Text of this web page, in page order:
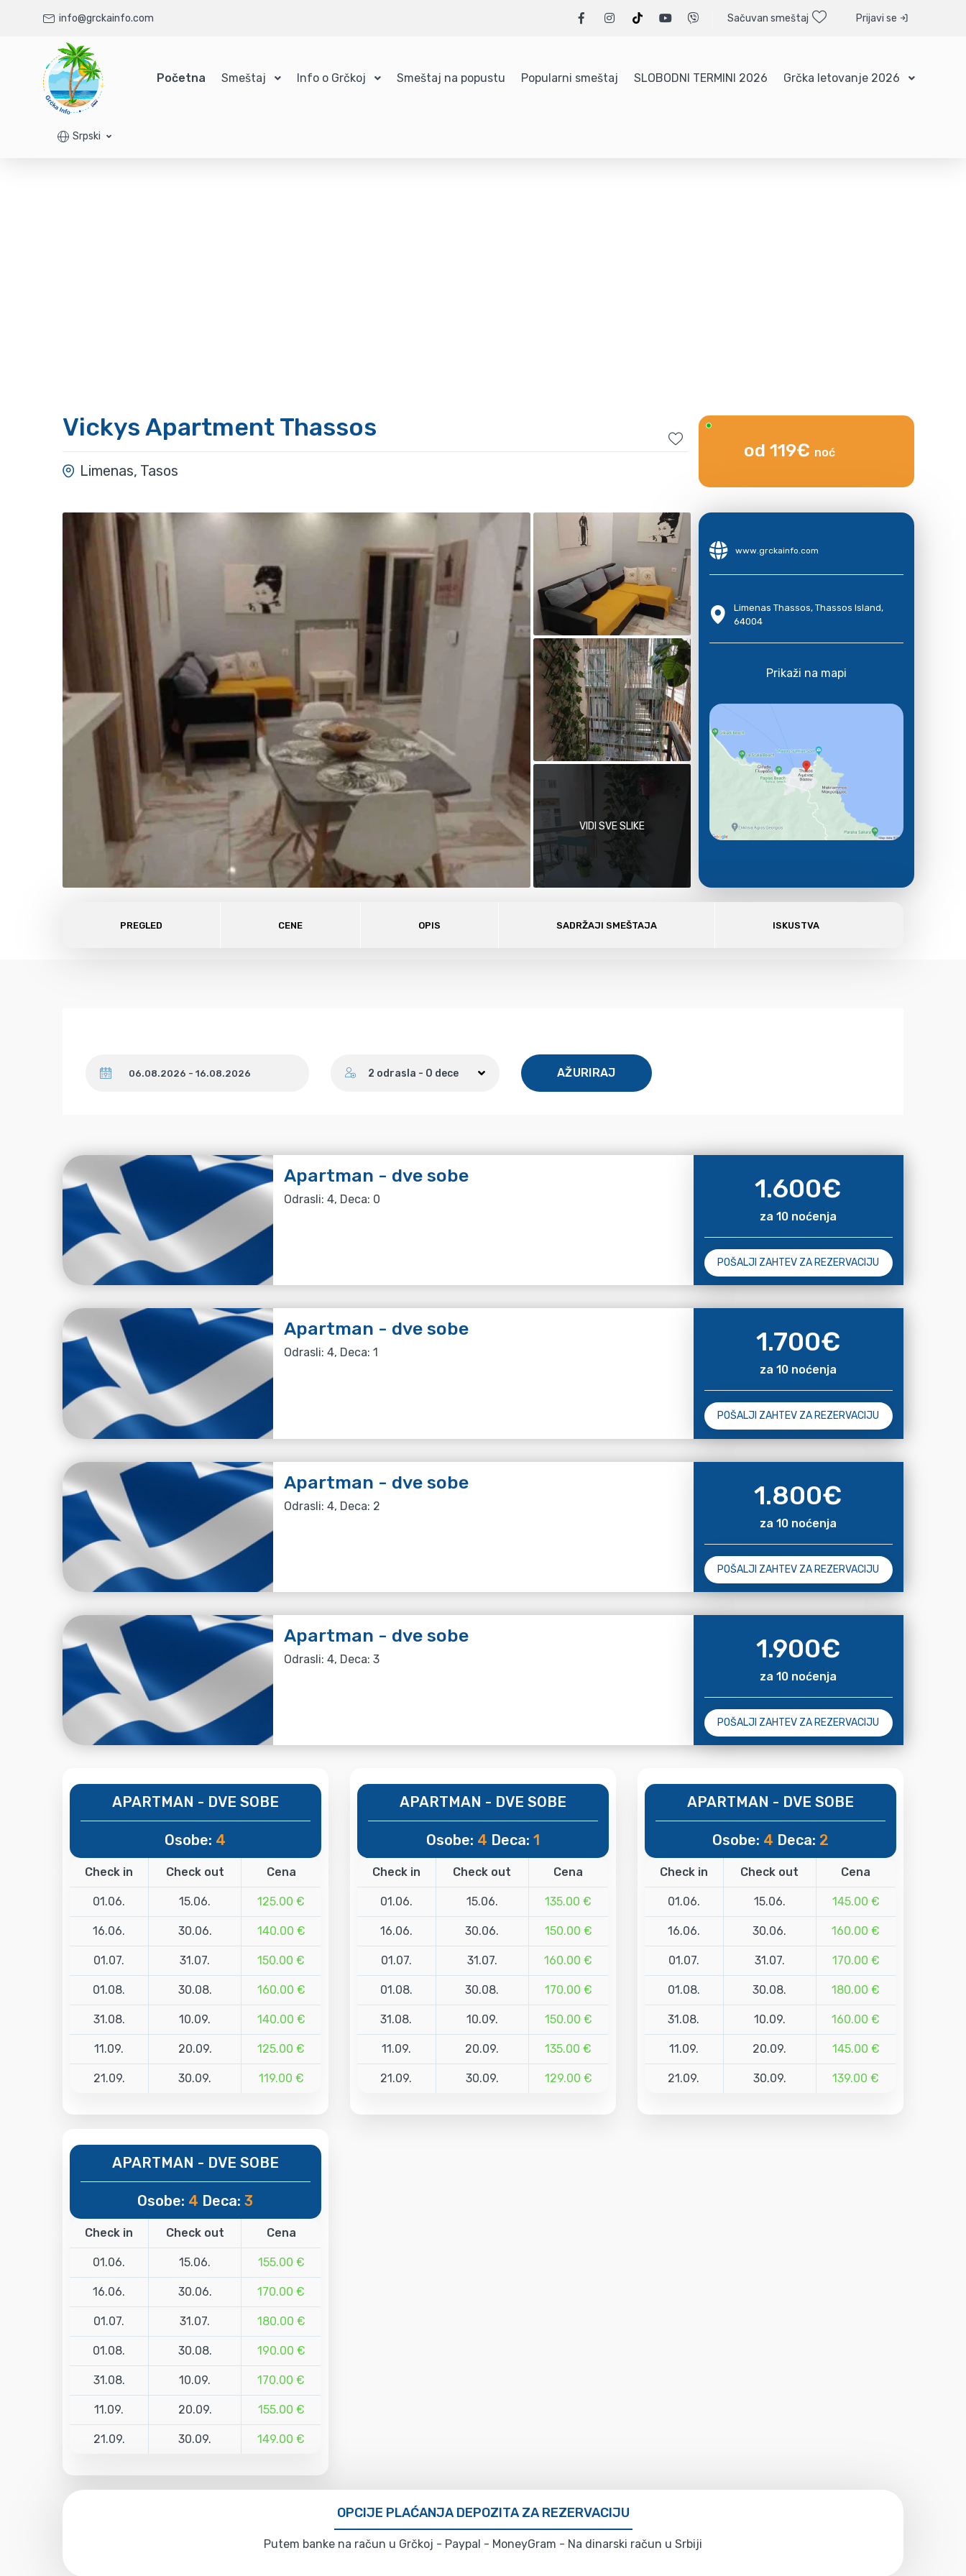
info@grckainfo.com Sačuvan smeštaj Prijavi se
Početna Smeštaj Info o Grčkoj Smeštaj na popustu Popularni smeštaj SLOBODNI TERMINI 2026 Grčka letovanje 2026
Srpski
Vickys Apartment Thassos
Limenas, Tasos
od 119€ noć
VIDI SVE SLIKE
www.grckainfo.com
Limenas Thassos, Thassos Island,
64004
Prikaži na mapi
PREGLED CENE OPIS SADRŽAJI SMEŠTAJA ISKUSTVA
2 odrasla - 0 dece AŽURIRAJ
Apartman - dve sobe
Odrasli: 4, Deca: 0 1.600€
za 10 noćenja
POŠALJI ZAHTEV ZA REZERVACIJU
Apartman - dve sobe
Odrasli: 4, Deca: 1 1.700€
za 10 noćenja
POŠALJI ZAHTEV ZA REZERVACIJU
Apartman - dve sobe
Odrasli: 4, Deca: 2 1.800€
za 10 noćenja
POŠALJI ZAHTEV ZA REZERVACIJU
Apartman - dve sobe
Odrasli: 4, Deca: 3 1.900€
za 10 noćenja
POŠALJI ZAHTEV ZA REZERVACIJU
APARTMAN - DVE SOBE
Osobe: 4
Check in Check out Cena
01.06. 15.06. 125.00 €
16.06. 30.06. 140.00 €
01.07. 31.07. 150.00 €
01.08. 30.08. 160.00 €
31.08. 10.09. 140.00 €
11.09. 20.09. 125.00 €
21.09. 30.09. 119.00 €
APARTMAN - DVE SOBE
Osobe: 4 Deca: 1
Check in Check out Cena
01.06. 15.06. 135.00 €
16.06. 30.06. 150.00 €
01.07. 31.07. 160.00 €
01.08. 30.08. 170.00 €
31.08. 10.09. 150.00 €
11.09. 20.09. 135.00 €
21.09. 30.09. 129.00 €
APARTMAN - DVE SOBE
Osobe: 4 Deca: 2
Check in Check out Cena
01.06. 15.06. 145.00 €
16.06. 30.06. 160.00 €
01.07. 31.07. 170.00 €
01.08. 30.08. 180.00 €
31.08. 10.09. 160.00 €
11.09. 20.09. 145.00 €
21.09. 30.09. 139.00 €
APARTMAN - DVE SOBE
Osobe: 4 Deca:3
Check in Check out Cena
01.06. 15.06. 155.00 €
16.06. 30.06. 170.00 €
01.07. 31.07. 180.00 €
01.08. 30.08. 190.00 €
31.08. 10.09. 170.00 €
11.09. 20.09. 155.00 €
21.09. 30.09. 149.00 €
OPCIJE PLAĆANJA DEPOZITA ZA REZERVACIJU
Putem banke na račun u Grčkoj - Paypal - MoneyGram - Na dinarski račun u Srbiji